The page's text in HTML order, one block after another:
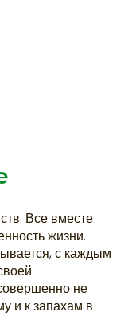
Все вместе
жизни.
с каждым
не
и к запахам в